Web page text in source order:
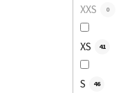
XXS 0
XS 41
S 46